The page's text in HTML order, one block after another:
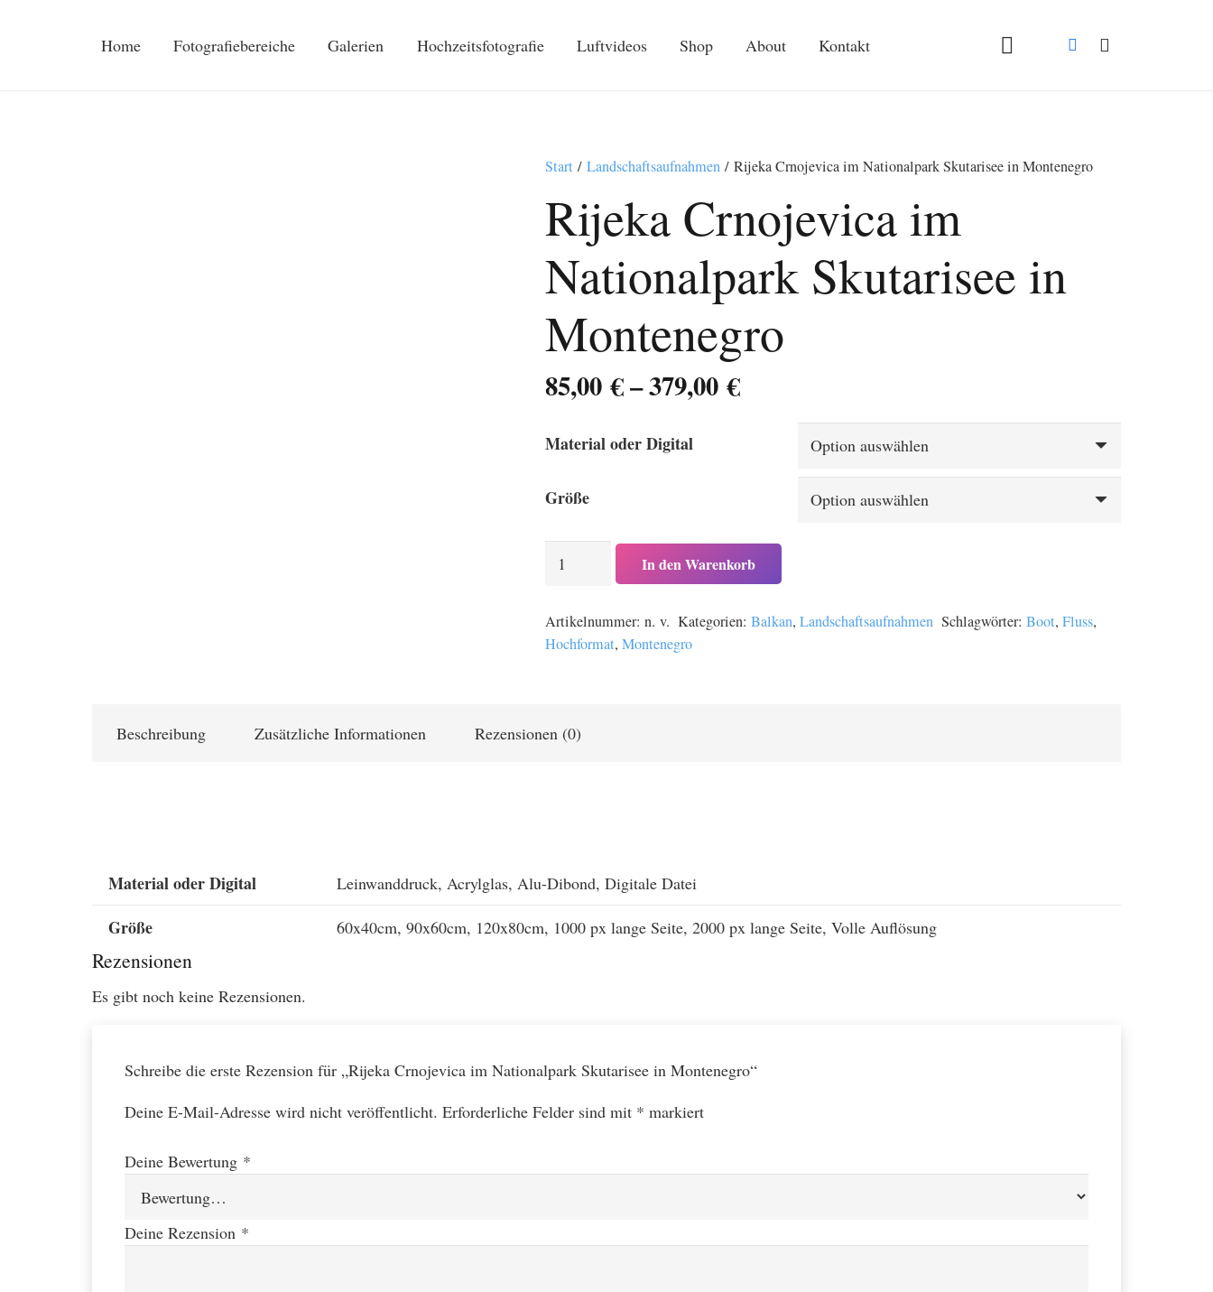
Home Fotografiebereiche Galerien Hochzeitsfotografie Luftvideos Shop About Kontakt
Start/ Landschaftsaufnahmen/ Rijeka Crnojevica im Nationalpark Skutarisee in Montenegro
Rijeka Crnojevica im
Nationalpark Skutarisee in
Montenegro
85,00€–379,00€Preisspanne:
379,00 €
Material oder Digital
Größe
Nationalpark
Skutarisee
Menge
In den Warenkorb
Artikelnummer: n. v. Kategorien: Balkan, Landschaftsaufnahmen Schlagwörter:Boot,Fluss,
Hochformat, Montenegro
Beschreibung Zusätzliche Informationen Rezensionen (0)
Material oder Digital Leinwanddruck, Acrylglas, Alu-Dibond, Digitale Datei
Größe 60x40cm, 90x60cm, 120x80cm, 1000 px lange Seite, 2000 px lange Seite, Volle Auflösung
Rezensionen
Es gibt noch keine Rezensionen.
Schreibe die erste Rezension für „Rijeka Crnojevica im Nationalpark Skutarisee in Montenegro“
Deine E-Mail-Adresse wird nicht veröffentlicht. Erforderliche Felder sind mit * markiert
Deine Bewertung *
Deine Rezension *